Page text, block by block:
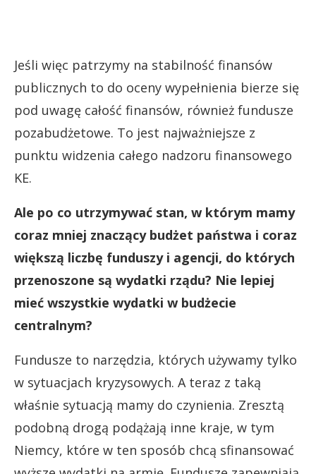
Jeśli więc patrzymy na stabilność finansów
publicznych to do oceny wypełnienia bierze się
pod uwagę całość finansów, również fundusze
pozabudżetowe. To jest najważniejsze z
punktu widzenia całego nadzoru finansowego
KE.
Ale po co utrzymywać stan, w którym mamy
coraz mniej znaczący budżet państwa i coraz
większą liczbę funduszy i agencji, do których
przenoszone są wydatki rządu? Nie lepiej
mieć wszystkie wydatki w budżecie
centralnym?
Fundusze to narzędzia, których używamy tylko
w sytuacjach kryzysowych. A teraz z taką
właśnie sytuacją mamy do czynienia. Zresztą
podobną drogą podążają inne kraje, w tym
Niemcy, które w ten sposób chcą sfinansować